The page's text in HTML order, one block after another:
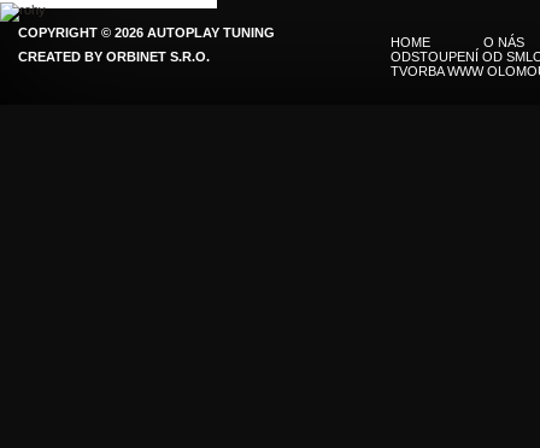
COPYRIGHT © 2026 AUTOPLAY TUNING
CREATED BY ORBINET S.R.O.
HOME
O NÁS
ODSTOUPENÍ OD
TVORBA WWW